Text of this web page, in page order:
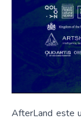
AfterLand este